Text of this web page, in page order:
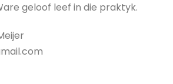
geloof leef in die praktyk.